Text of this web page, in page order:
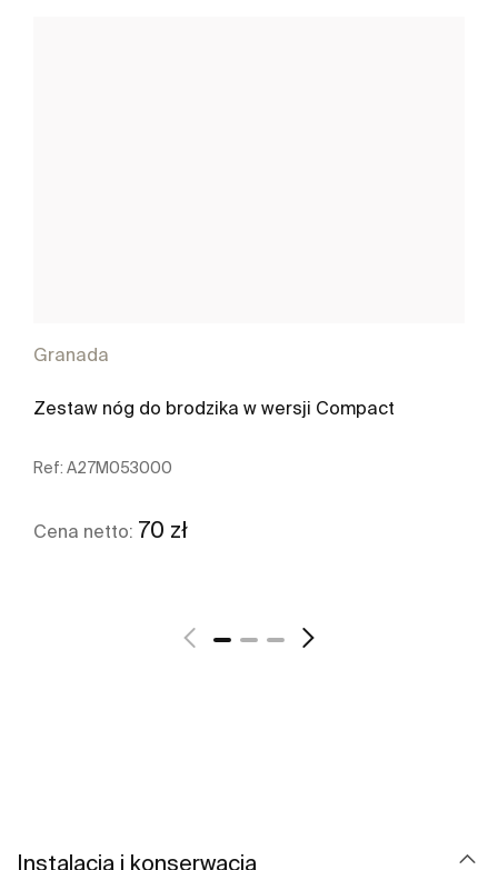
Granada
Zestaw nóg do brodzika w wersji Compact
Ref: A27M053000
Cena netto: 70 zł
Instalacja i konserwacja